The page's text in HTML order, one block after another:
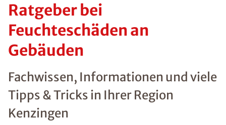
Ratgeber bei
Feuchteschäden an
Gebäuden
Fachwissen, Informationen und viele
Tipps & Tricks in Ihrer Region
Kenzingen